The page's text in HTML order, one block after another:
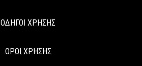
ΟΔΗΓΟΙ ΧΡΗΣΗΣ
ΟΡΟΙ ΧΡΗΣΗΣ